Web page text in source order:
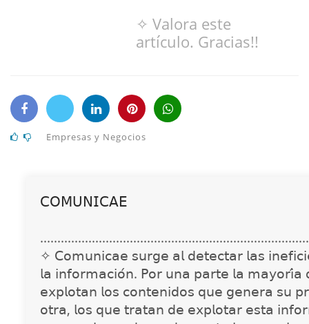
✧ Valora este
artículo. Gracias!!
Empresas y Negocios
𝖢𝖮𝖬𝖴𝖭𝖨𝖢𝖠𝖤
✧ 𝖢𝗈𝗆𝗎𝗇𝗂𝖼𝖺𝖾 𝗌𝗎𝗋𝗀𝖾 𝖺𝗅 𝖽𝖾𝗍𝖾𝖼𝗍𝖺𝗋 𝗅𝖺𝗌
𝗅𝖺 𝗂𝗇𝖿𝗈𝗋𝗆𝖺𝖼𝗂𝗈́𝗇. 𝖯𝗈𝗋 𝗎𝗇𝖺 𝗉𝖺𝗋𝗍𝖾 𝗅𝖺
𝖾𝗑𝗉𝗅𝗈𝗍𝖺𝗇 𝗅𝗈𝗌 𝖼𝗈𝗇𝗍𝖾𝗇𝗂𝖽𝗈𝗌 𝗊𝗎𝖾 𝗀𝖾𝗇𝖾𝗋𝖺 𝗌𝗎
𝗈𝗍𝗋𝖺, 𝗅𝗈𝗌 𝗊𝗎𝖾 𝗍𝗋𝖺𝗍𝖺𝗇 𝖽𝖾 𝖾𝗑𝗉𝗅𝗈𝗍𝖺𝗋 𝖾𝗌𝗍𝖺